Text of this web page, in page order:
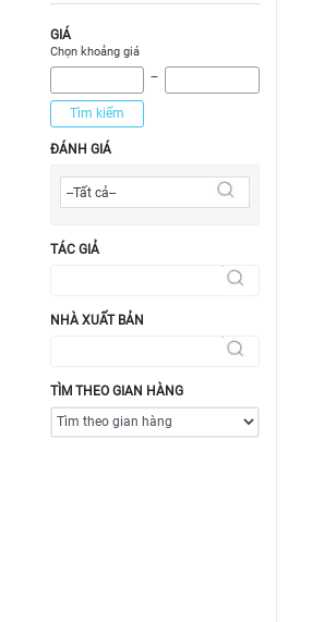
GIÁ
Chọn khoảng giá
‾
Tìm kiếm
ĐÁNH GIÁ
--Tất cả--
TÁC GIẢ
NHÀ XUẤT BẢN
TÌM THEO GIAN HÀNG